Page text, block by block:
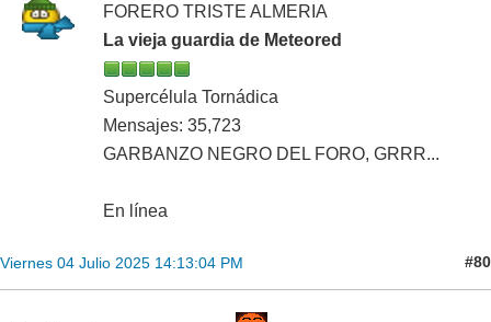
FORERO TRISTE ALMERIA
La vieja guardia de Meteored
Supercélula Tornádica
Mensajes: 35,723
GARBANZO NEGRO DEL FORO, GRRR...
En línea
Viernes 04 Julio 2025 14:13:04 PM #80